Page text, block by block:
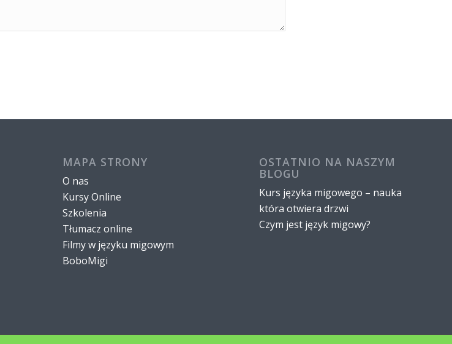
MAPA STRONY
O nas
Kursy Online
Szkolenia
Tłumacz online
Filmy w języku migowym
BoboMigi
OSTATNIO NA NASZYM
BLOGU
Kurs języka migowego – nauka
która otwiera drzwi
Czym jest język migowy?